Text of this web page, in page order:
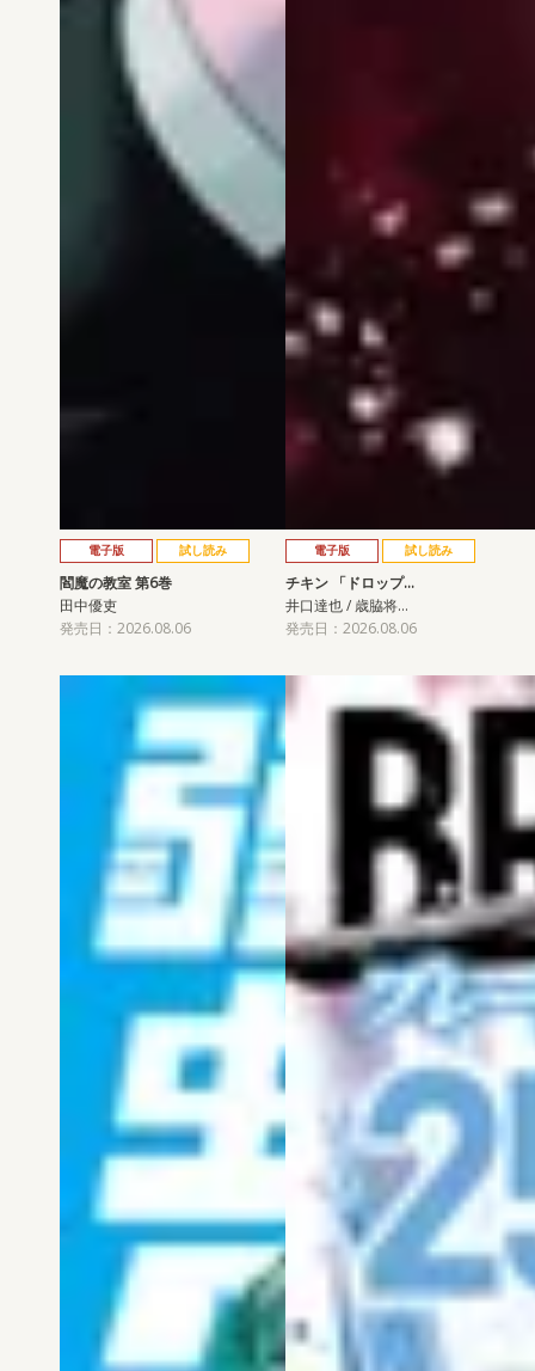
電子版 試し読み
閻魔の教室 第6巻
田中優吏
発売日：2026.08.06
電子版 試し読み
チキン 「ドロップ…
井口達也 / 歳脇将…
発売日：2026.08.06